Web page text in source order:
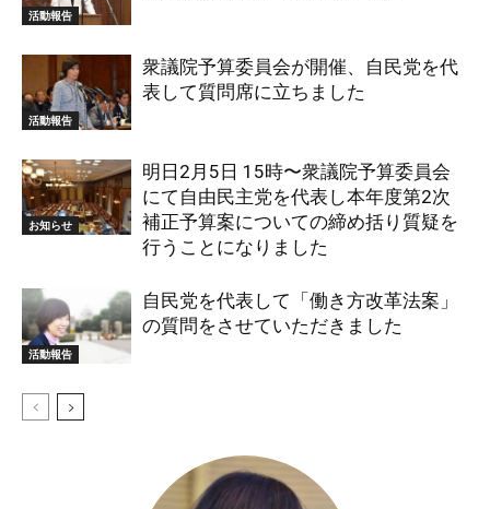
活動報告
活動報告
衆議院予算委員会が開催、自民党を代
表して質問席に立ちました
お知らせ
明日2月5日 15時〜衆議院予算委員会
にて自由民主党を代表し本年度第2次
補正予算案についての締め括り質疑を
行うことになりました
活動報告
自民党を代表して「働き方改革法案」
の質問をさせていただきました